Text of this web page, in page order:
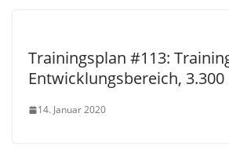
Trainingsplan #113:
Entwicklungsbereich,
14. Januar 2020